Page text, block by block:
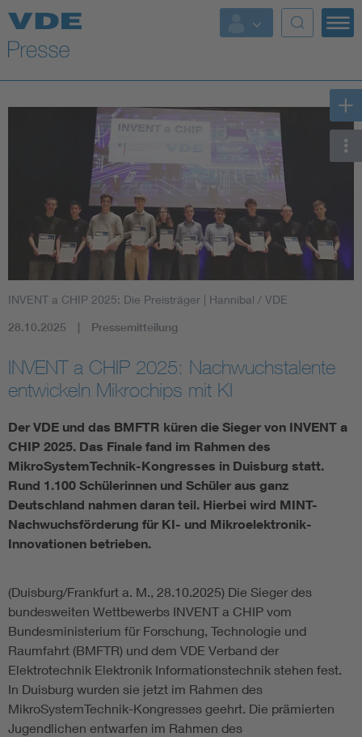
Top Themen
Fokusthemen
AI & Digital Trust
Health
Mobility
Assisted Living
Electromobility
Energy efficiency
Energy storage
INVENT a CHIP 2025: Die Preisträger | Hannibal / VDE
28.10.2025 Pressemitteilung
INVENT a CHIP 2025: Nachwuchstalente
entwickeln Mikrochips mit KI
Der VDE und das BMFTR küren die Sieger von INVENT a
CHIP 2025. Das Finale fand im Rahmen des
MikroSystemTechnik-Kongresses in Duisburg statt.
Rund 1.100 Schülerinnen und Schüler aus ganz
Deutschland nahmen daran teil. Hierbei wird MINT-
Nachwuchsförderung für KI- und Mikroelektronik-
Innovationen betrieben.
(Duisburg/Frankfurt a. M., 28.10.2025) Die Sieger des
bundesweiten Wettbewerbs INVENT a CHIP vom
Bundesministerium für Forschung, Technologie und
Raumfahrt (BMFTR) und dem VDE Verband der
Elektrotechnik Elektronik Informationstechnik stehen fest.
In Duisburg wurden sie jetzt im Rahmen des
MikroSystemTechnik-Kongresses geehrt. Die prämierten
Jugendlichen entwarfen im Rahmen des